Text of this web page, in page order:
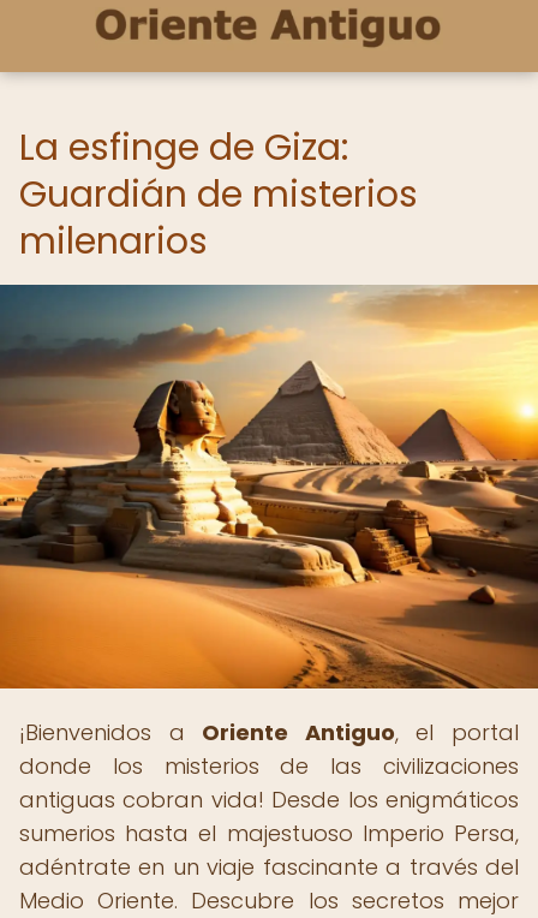
La esfinge de Giza:
Guardián de misterios
milenarios
¡Bienvenidos a Oriente Antiguo, el portal
donde los misterios de las civilizaciones
antiguas cobran vida! Desde los enigmáticos
sumerios hasta el majestuoso Imperio Persa,
adéntrate en un viaje fascinante a través del
Medio Oriente. Descubre los secretos mejor